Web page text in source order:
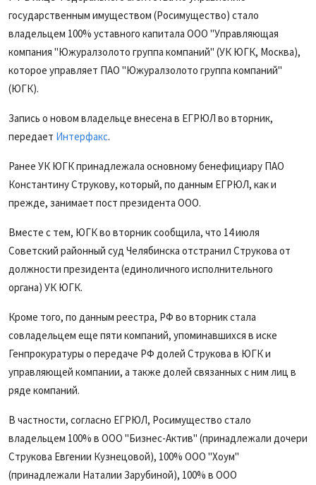
База знаний
Подписка
государственным имуществом (Росимущество) стало
владельцем 100% уставного капитала ООО "Управляющая
компания "Южуралзолото группа компаний" (УК ЮГК, Москва),
которое управляет ПАО "Южуралзолото группа компаний"
(ЮГК).
Запись о новом владельце внесена в ЕГРЮЛ во вторник,
передает Интерфакс.
Ранее УК ЮГК принадлежала основному бенефициару ПАО
Константину Струкову, который, по данным ЕГРЮЛ, как и
прежде, занимает пост президента ООО.
Вместе с тем, ЮГК во вторник сообщила, что 14 июля
Советский районный суд Челябинска отстранил Струкова от
должности президента (единоличного исполнительного
органа) УК ЮГК.
Кроме того, по данным реестра, РФ во вторник стала
совладельцем еще пяти компаний, упоминавшихся в иске
Генпрокуратуры о передаче РФ долей Струкова в ЮГК и
управляющей компании, а также долей связанных с ним лиц в
ряде компаний.
В частности, согласно ЕГРЮЛ, Росимущество стало
владельцем 100% в ООО "Бизнес-Актив" (принадлежали дочери
Струкова Евгении Кузнецовой), 100% ООО "Хоум"
(принадлежали Наталии Зарубиной), 100% в ООО